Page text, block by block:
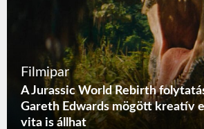
Filmipar
A Jurassic World Rebirth
Gareth Edwards mögött kreatív
vita is állhat